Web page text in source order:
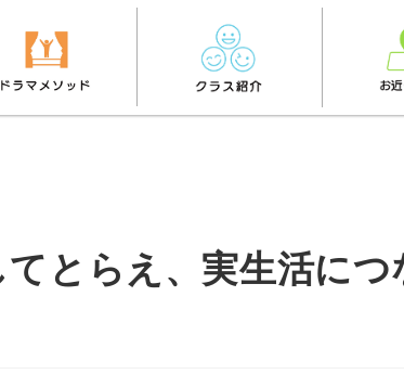
とらえ、実生活につ